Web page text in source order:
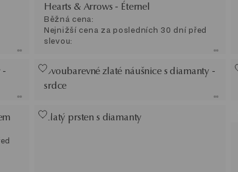
Hearts & Arrows - Éternel
Běžná cena:
Nejnižší cena za posledních 30 dní před
slevou:
-
Dvoubarevné zlaté náušnice s diamanty -
srdce
Zlatý prsten s diamanty